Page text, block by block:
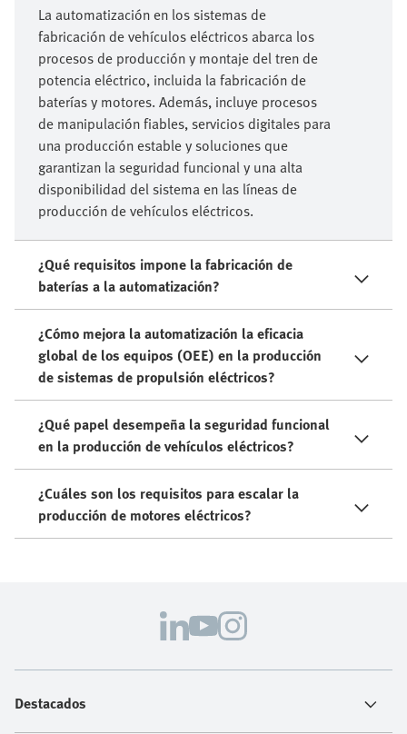
La automatización en los sistemas de
fabricación de vehículos eléctricos abarca los
procesos de producción y montaje del tren de
potencia eléctrico, incluida la fabricación de
baterías y motores. Además, incluye procesos
de manipulación fiables, servicios digitales para
una producción estable y soluciones que
garantizan la seguridad funcional y una alta
disponibilidad del sistema en las líneas de
producción de vehículos eléctricos.
¿Qué requisitos impone la fabricación de
baterías a la automatización?
¿Cómo mejora la automatización la eficacia
global de los equipos (OEE) en la producción
de sistemas de propulsión eléctricos?
¿Qué papel desempeña la seguridad funcional
en la producción de vehículos eléctricos?
¿Cuáles son los requisitos para escalar la
producción de motores eléctricos?
Destacados